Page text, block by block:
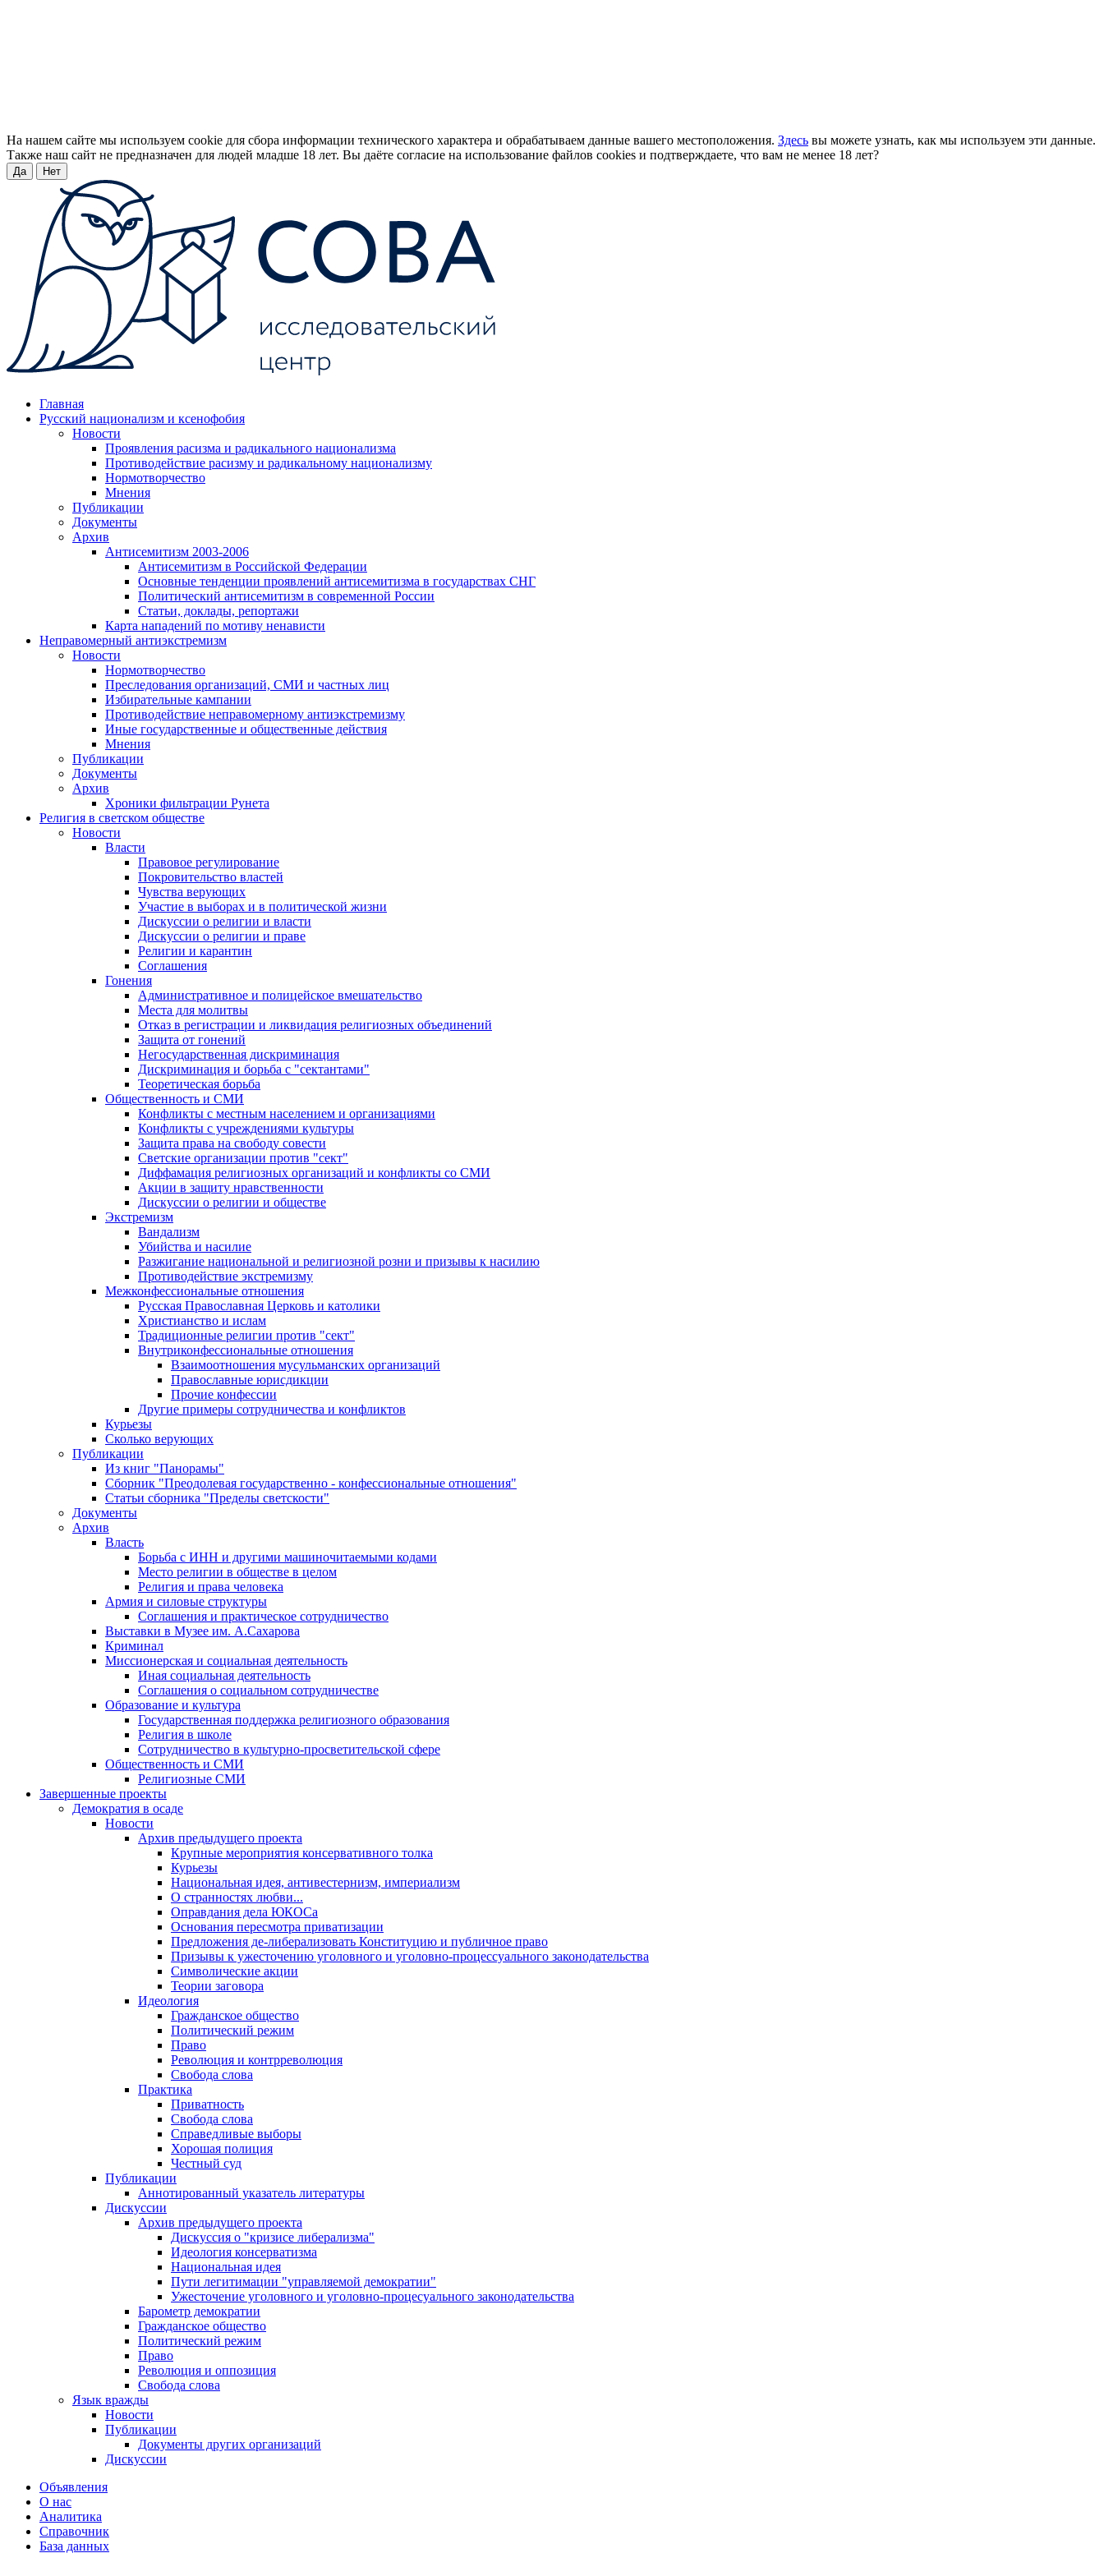
На нашем сайте мы используем cookie для сбора информации технического характера и обрабатываем данные вашего местоположения. Здесь вы можете узнать, как мы используем эти данные.
Также наш сайт не предназначен для людей младше 18 лет. Вы даёте согласие на использование файлов cookies и подтверждаете, что вам не менее 18 лет?
Да Нет
Главная
Русский национализм и ксенофобия
Новости
Проявления расизма и радикального национализма
Противодействие расизму и радикальному национализму
Нормотворчество
Мнения
Публикации
Документы
Архив
Антисемитизм 2003-2006
Антисемитизм в Российской Федерации
Основные тенденции проявлений антисемитизма в государствах СНГ
Политический антисемитизм в современной России
Статьи, доклады, репортажи
Карта нападений по мотиву ненависти
Неправомерный антиэкстремизм
Новости
Нормотворчество
Преследования организаций, СМИ и частных лиц
Избирательные кампании
Противодействие неправомерному антиэкстремизму
Иные государственные и общественные действия
Мнения
Публикации
Документы
Архив
Хроники фильтрации Рунета
Религия в светском обществе
Новости
Власти
Правовое регулирование
Покровительство властей
Чувства верующих
Участие в выборах и в политической жизни
Дискуссии о религии и власти
Дискуссии о религии и праве
Религии и карантин
Соглашения
Гонения
Административное и полицейское вмешательство
Места для молитвы
Отказ в регистрации и ликвидация религиозных объединений
Защита от гонений
Негосударственная дискриминация
Дискриминация и борьба с "сектантами"
Теоретическая борьба
Общественность и СМИ
Конфликты с местным населением и организациями
Конфликты с учреждениями культуры
Защита права на свободу совести
Светские организации против "сект"
Диффамация религиозных организаций и конфликты со СМИ
Акции в защиту нравственности
Дискуссии о религии и обществе
Экстремизм
Вандализм
Убийства и насилие
Разжигание национальной и религиозной розни и призывы к насилию
Противодействие экстремизму
Межконфессиональные отношения
Русская Православная Церковь и католики
Христианство и ислам
Традиционные религии против "сект"
Внутриконфессиональные отношения
Взаимоотношения мусульманских организаций
Православные юрисдикции
Прочие конфессии
Другие примеры сотрудничества и конфликтов
Курьезы
Сколько верующих
Публикации
Из книг "Панорамы"
Сборник "Преодолевая государственно - конфессиональные отношения"
Статьи сборника "Пределы светскости"
Документы
Архив
Власть
Борьба с ИНН и другими машиночитаемыми кодами
Место религии в обществе в целом
Религия и права человека
Армия и силовые структуры
Соглашения и практическое сотрудничество
Выставки в Музее им. А.Сахарова
Криминал
Миссионерская и социальная деятельность
Иная социальная деятельность
Соглашения о социальном сотрудничестве
Образование и культура
Государственная поддержка религиозного образования
Религия в школе
Сотрудничество в культурно-просветительской сфере
Общественность и СМИ
Религиозные СМИ
Завершенные проекты
Демократия в осаде
Новости
Архив предыдущего проекта
Крупные мероприятия консервативного толка
Курьезы
Национальная идея, антивестернизм, империализм
О странностях любви...
Оправдания дела ЮКОСа
Основания пересмотра приватизации
Предложения де-либерализовать Конституцию и публичное право
Призывы к ужесточению уголовного и уголовно-процессуального законодательства
Символические акции
Теории заговора
Идеология
Гражданское общество
Политический режим
Право
Революция и контрреволюция
Свобода слова
Практика
Приватность
Свобода слова
Справедливые выборы
Хорошая полиция
Честный суд
Публикации
Аннотированный указатель литературы
Дискуссии
Архив предыдущего проекта
Дискуссия о "кризисе либерализма"
Идеология консерватизма
Национальная идея
Пути легитимации "управляемой демократии"
Ужесточение уголовного и уголовно-процесуального законодательства
Барометр демократии
Гражданское общество
Политический режим
Право
Революция и оппозиция
Свобода слова
Язык вражды
Новости
Публикации
Документы других организаций
Дискуссии
Объявления
О нас
Аналитика
Справочник
База данных